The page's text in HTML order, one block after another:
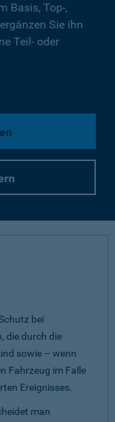
Basis, Top-,
Sie ihn
Teil- oder
bei
die durch die
sowie – wenn
Fahrzeug im Falle
Ereignisses.
man